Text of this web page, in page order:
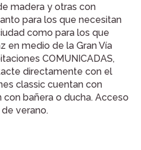
madera y otras con
para los que necesitan
como para los que
en medio de la Gran Vía
COMUNICADAS,
directamente con el
classic cuentan con
con bañera o ducha. Acceso
verano.